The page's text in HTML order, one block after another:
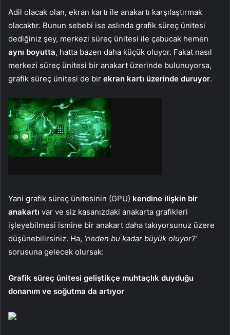
Adil olacak olan, ekran kartı ile anakartı karşılaştırmak
olacaktır. Bunun sebebi ise aslında grafik süreç ünitesi
dediğiniz şey, merkezi süreç ünitesi ile çabucak hemen
aynı boyutta, hatta bazen daha küçük oluyor. Fakat nasıl
merkezi süreç ünitesi bir anakart üzerinde bulunuyorsa,
grafik süreç ünitesi de bir ekran kartı üzerinde duruyor.
Yani grafik süreç ünitesinin (GPU) kendine ilişkin bir
anakartı var ve siz kasanızdaki anakarta grafikleri
işleyebilmesi ismine bir anakart daha takıyorsunuz üzere
düşünebilirsiniz. Ha, ‘neden bu kadar büyük oluyor?’
sorusuna gelecek olursak:
Grafik süreç ünitesi geliştikçe muhtaçlık duyduğu
donanım ve soğutma da artıyor